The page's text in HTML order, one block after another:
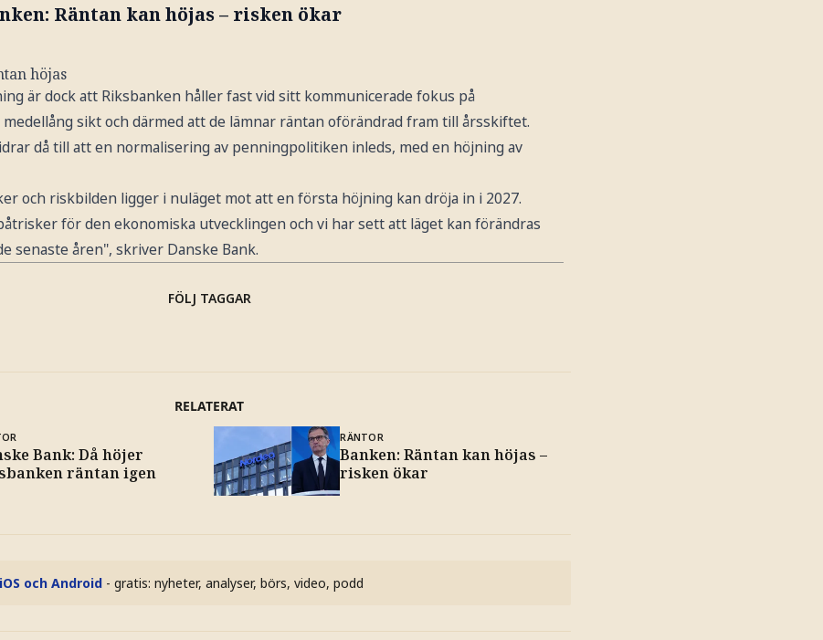
Räntan kan höjas – risken ökar
höjas
är dock att Riksbanken håller fast vid sitt kommunicerade fokus på
sikt och därmed att de lämnar räntan oförändrad fram till årsskiftet.
då till att en normalisering av penningpolitiken inleds, med en höjning av
och riskbilden ligger i nuläget mot att en första höjning kan dröja in i 2027.
för den ekonomiska utvecklingen och vi har sett att läget kan förändras
senaste åren", skriver Danske Bank.
FÖLJ TAGGAR
RELATERAT
Bank: Då höjer
räntan igen
RÄNTOR
Banken: Räntan kan höjas –
risken ökar
och Android - gratis: nyheter, analyser, börs, video, podd